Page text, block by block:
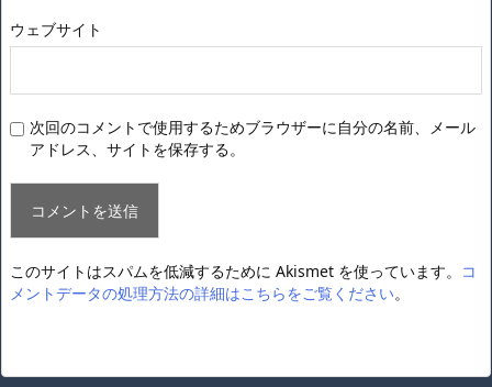
ウェブサイト
次回のコメントで使用するためブラウザーに自分の名前、メール
アドレス、サイトを保存する。
このサイトはスパムを低減するために Akismet を使っています。 コ
メントデータの処理方法の詳細はこちらをご覧ください。